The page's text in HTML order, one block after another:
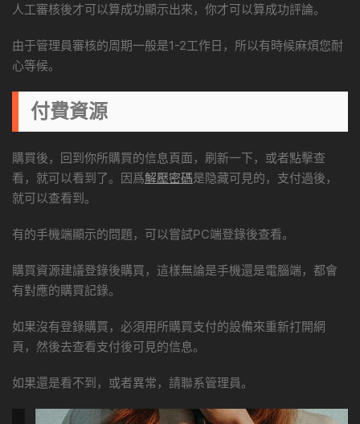
人工審核後才可以算成功顯示出來，你才可以算成功評論。
由于管理員審核的周期一般是1-2工作日，所以有時候麻煩您耐
心等候。
付費資源
購買後，回到你所購買的信息頁面，刷新一下，或者點擊查
看，就可以看到了。因爲解壓密碼是隐藏可見的，支付過後，
就可以查看到。
有的手機端顯示的問題，可以嘗試PC端登錄後查看。
購買資源建議登錄後購買，這樣無論是手機還是電腦端，都會
有對應的購買記錄。
如果沒有登錄購買，必須用所購買支付的設備來重新打開網
頁，然後去查看支付後可見的信息。
如果還是看不到，或者異常，請聯系管理員。